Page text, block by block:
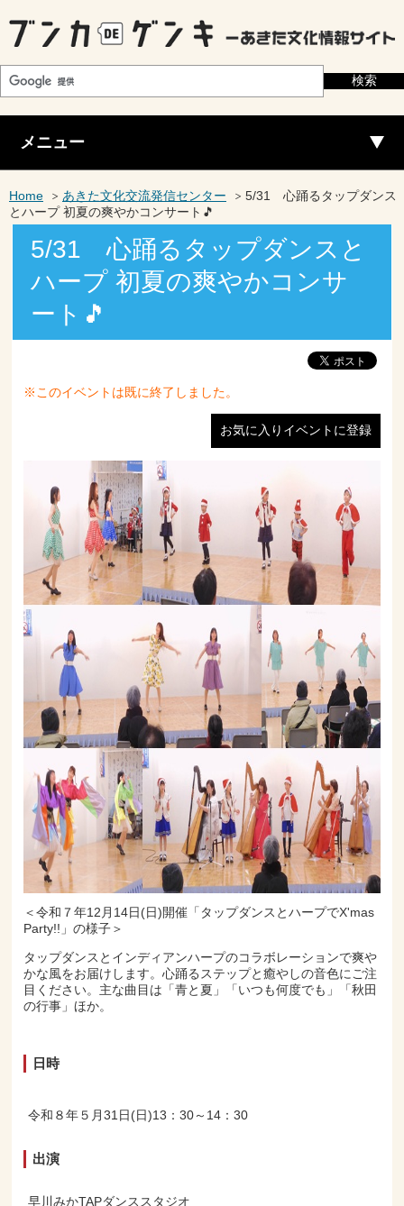
メニュー
Home あきた文化交流発信センター
5/31 心踊るタップダンス
とハープ 初夏の爽やかコンサート🎵
5/31 心踊るタップダンスと
ハープ 初夏の爽やかコンサ
ート🎵
※このイベントは既に終了しました。
お気に入りイベントに登録
＜令和７年12月14日(日)開催「タップダンスとハープでX'mas
Party!!」の様子＞
タップダンスとインディアンハープのコラボレーションで爽や
かな風をお届けします。心踊るステップと癒やしの音色にご注
目ください。主な曲目は「青と夏」「いつも何度でも」「秋田
の行事」ほか。
日時
令和８年５月31日(日)13：30～14：30
出演
早川みかTAPダンススタジオ